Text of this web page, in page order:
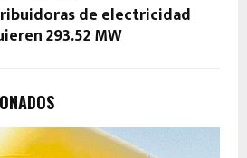
de electricidad
293.52 MW